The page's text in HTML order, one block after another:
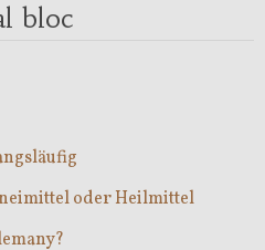
bloc
oder Heilmittel